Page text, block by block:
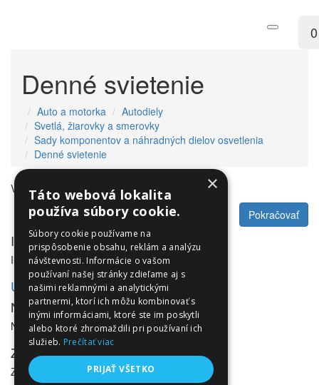
0
Denné svietenie
Auto a motorka
Autodiely
Svetlá, žiarovky a smerovky
Sady komponentov a náhradných dielov osvetlenia
Denné svietenie
V tejto kategórii nie sú žiadne produkty.
Pokračovať
Informácie
Informácie
Utleurope.com
NewsLetter
NewsLetter
Zákaznícky servis
Zákaznícky servis
×
Táto webová lokalita
používa súbory cookie.
Súbory cookie používame na
prispôsobenie obsahu, reklám a analýzu
návštevnosti. Informácie o vašom
používaní našej stránky zdieľame aj s
našimi reklamnými a analytickými
partnermi, ktorí ich môžu kombinovať s
inými informáciami, ktoré ste im poskytli
alebo ktoré zhromaždili pri používaní ich
služieb. Prečítať viac
PRIJAŤ VŠETKO